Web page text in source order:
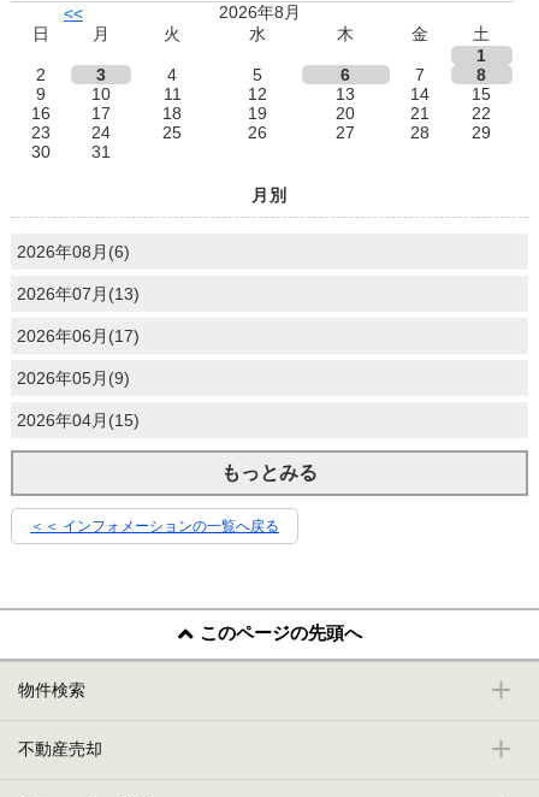
<<
2026年8月
日
月 火 水 木 金
土
1
2
3 4 5 6 7
8
9
10 11 12 13 14
15
16
17 18 19 20 21
22
23
24 25 26 27 28
29
30
31
月別
2026年08月(6)
2026年07月(13)
2026年06月(17)
2026年05月(9)
2026年04月(15)
もっとみる
＜＜ インフォメーションの一覧へ戻る
このページの先頭へ
物件検索
不動産売却